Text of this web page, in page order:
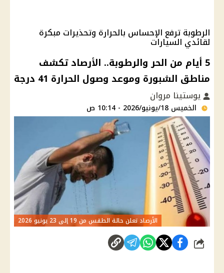
الرطوبة ترفع الإحساس بالحرارة وتحذيرات مبكرة
لقائدي السيارات
5 أيام من الحر والرطوبة.. الأرصاد تكشف
مناطق الشبورة وموعد وصول الحرارة 41 درجة
يوستينا مروان
الخميس 18/يونيو/2026 - 10:14 ص
الأرصاد تعلن حالة الطقس من 19 إلى 23 يونيو 2026
شارك